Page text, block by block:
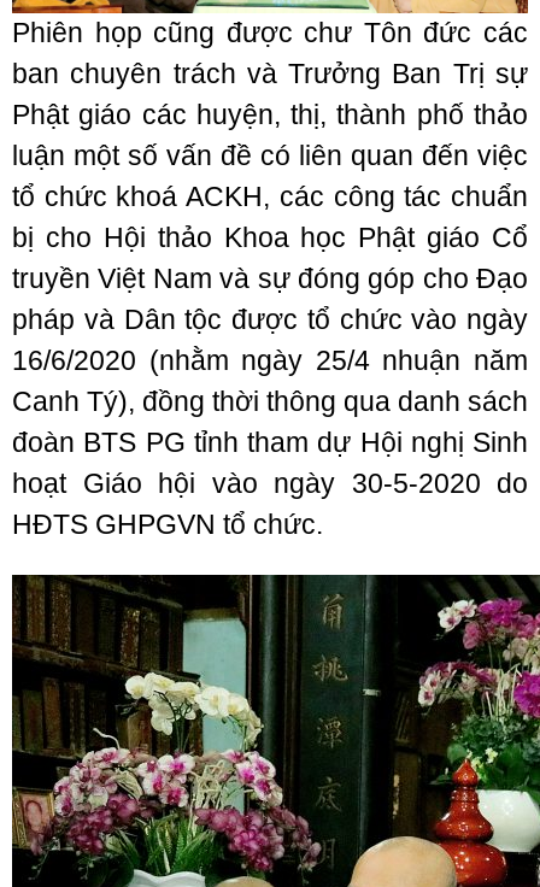
Phiên họp cũng được chư Tôn đức các
ban chuyên trách và Trưởng Ban Trị sự
Phật giáo các huyện, thị, thành phố thảo
luận một số vấn đề có liên quan đến việc
tổ chức khoá ACKH, các công tác chuẩn
bị cho Hội thảo Khoa học Phật giáo Cổ
truyền Việt Nam và sự đóng góp cho Đạo
pháp và Dân tộc được tổ chức vào ngày
16/6/2020 (nhằm ngày 25/4 nhuận năm
Canh Tý), đồng thời thông qua danh sách
đoàn BTS PG tỉnh tham dự Hội nghị Sinh
hoạt Giáo hội vào ngày 30-5-2020 do
HĐTS GHPGVN tổ chức.